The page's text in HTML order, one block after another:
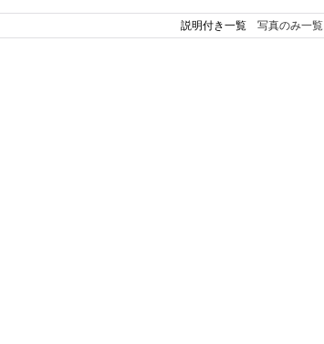
説明付き一覧 写真のみ一覧